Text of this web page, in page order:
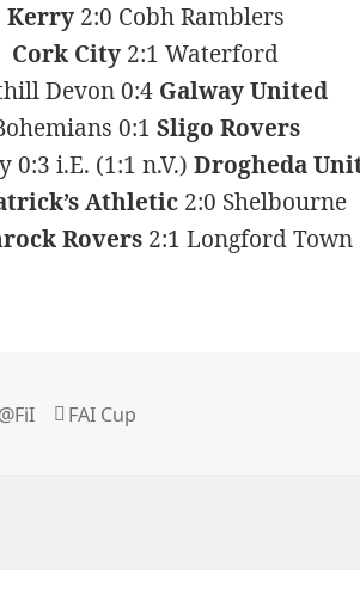
Kerry2:0 Cobh Ramblers
Cork City 2:1 Waterford
Devon 0:4 Galway United
0:1 Sligo Rovers
0:3 i.E. (1:1 n.V.)Drogheda
Athletic 2:0 Shelbourne
Rovers2:1 Longford Town
Kategorien
FAI Cup